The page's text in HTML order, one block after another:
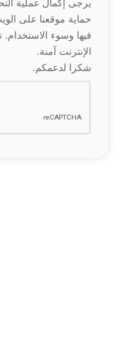
حماية موقعنا على
فيها وسوء
الإنترنت آمنة.
شكرا لدعمكم.